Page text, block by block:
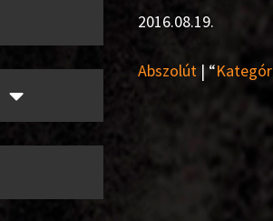
2016.08.19.
Abszolút | “